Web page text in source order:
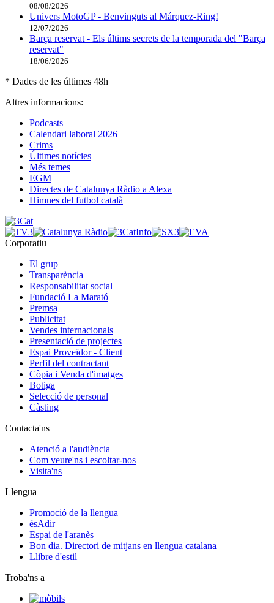
08/08/2026
Univers MotoGP - Benvinguts al Márquez-Ring!
12/07/2026
Barça reservat - Els últims secrets de la temporada del "Barça
reservat"
18/06/2026
* Dades de les últimes 48h
Altres informacions:
Podcasts
Calendari laboral 2026
Crims
Últimes notícies
Més temes
EGM
Directes de Catalunya Ràdio a Alexa
Himnes del futbol català
Corporatiu
El grup
Transparència
Responsabilitat social
Fundació La Marató
Premsa
Publicitat
Vendes internacionals
Presentació de projectes
Espai Proveïdor - Client
Perfil del contractant
Còpia i Venda d'imatges
Botiga
Selecció de personal
Càsting
Contacta'ns
Atenció a l'audiència
Com veure'ns i escoltar-nos
Visita'ns
Llengua
Promoció de la llengua
ésAdir
Espai de l'aranès
Bon dia. Directori de mitjans en llengua catalana
Llibre d'estil
Troba'ns a